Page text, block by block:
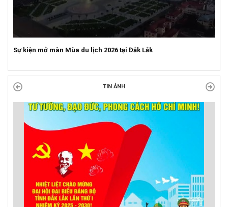
Sự kiện mở màn Mùa du lịch 2026 tại Đắk Lắk
TIN ẢNH